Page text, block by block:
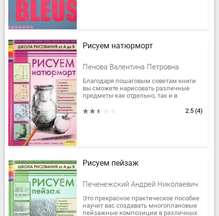
Рисуем натюрморт
Пенова Валентина Петровна
Благодаря пошаговым советам книги
вы сможете нарисовать различные
предметы как отдельно, так и в
объем. В книге представлены...
2.5 (4)
Рисуем пейзаж
Печенежский Андрей Николаевич
Это прекрасное практическое пособие
научит вас создавать многоплановые
пейзажные композиции в различных